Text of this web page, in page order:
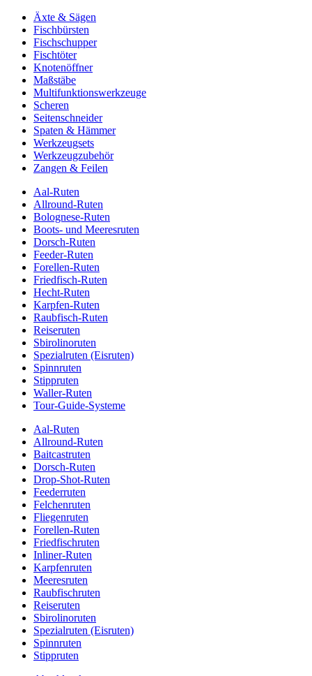
Äxte & Sägen
Fischbürsten
Fischschupper
Fischtöter
Knotenöffner
Maßstäbe
Multifunktionswerkzeuge
Scheren
Seitenschneider
Spaten & Hämmer
Werkzeugsets
Werkzeugzubehör
Zangen & Feilen
Aal-Ruten
Allround-Ruten
Bolognese-Ruten
Boots- und Meeresruten
Dorsch-Ruten
Feeder-Ruten
Forellen-Ruten
Friedfisch-Ruten
Hecht-Ruten
Karpfen-Ruten
Raubfisch-Ruten
Reiseruten
Sbirolinoruten
Spezialruten (Eisruten)
Spinnruten
Stippruten
Waller-Ruten
Tour-Guide-Systeme
Aal-Ruten
Allround-Ruten
Baitcastruten
Dorsch-Ruten
Drop-Shot-Ruten
Feederruten
Felchenruten
Fliegenruten
Forellen-Ruten
Friedfischruten
Inliner-Ruten
Karpfenruten
Meeresruten
Raubfischruten
Reiseruten
Sbirolinoruten
Spezialruten (Eisruten)
Spinnruten
Stippruten